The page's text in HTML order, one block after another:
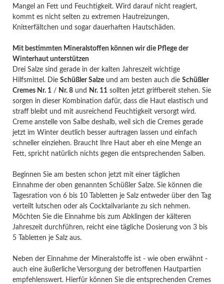
Mangel an Fett und Feuchtigkeit. Wird darauf nicht reagiert,
kommt es nicht selten zu extremen Hautreizungen,
Knitterfältchen und sogar dauerhaften Hautschäden.
Mit bestimmten Mineralstoffen können wir die Pflege der
Winterhaut unterstützen
Drei Salze sind gerade in der kalten Jahreszeit wichtige
Hilfsmittel. Die Schüßler Salzeund am besten auch die Schüßler
Cremes Nr. 1 / Nr. 8und Nr. 11 sollten jetzt griffbereit stehen. Sie
sorgen in dieser Kombination dafür, dass die Haut elastisch und
straff bleibt und mit ausreichend Feuchtigkeit versorgt wird.
Creme anstelle von Salbe deshalb, weil sich die Cremes gerade
jetzt im Winter deutlich besser auftragen lassen und einfach
schneller einziehen. Braucht Ihre Haut aber eh eine Menge an
Fett, spricht natürlich nichts gegen die entsprechenden Salben.
Beginnen Sie am besten schon jetzt mit einer täglichen
Einnahme der oben genannten Schüßler Salze. Sie können die
Tagesration von 6 bis 10 Tabletten je Salz entweder über den Tag
verteilt lutschen oder als Cocktailvariante zu sich nehmen.
Möchten Sie die Einnahme bis zum Abklingen der kälteren
Jahreszeit durchführen, reicht eine tägliche Dosierung von 3 bis
5 Tabletten je Salz aus.
Neben der Einnahme der Mineralstoffe ist - wie oben erwähnt -
auch eine äußerliche Versorgung der betroffenen Hautpartien
empfehlenswert. Hierfür können Sie die entsprechenden Cremes